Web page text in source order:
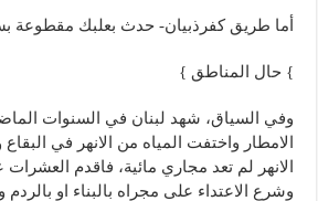
أما طريق كفرذبيان- حدث بعلبك مقطوعة
} حال المناطق }
وفي السياق، شهد لبنان في السنوات
الامطار واختفت المياه من الانهر في
الانهر لم تعد مجاري مائية، فاقدم العشرات
وشرع الاعتداء على مجراه بالبناء او بالردم